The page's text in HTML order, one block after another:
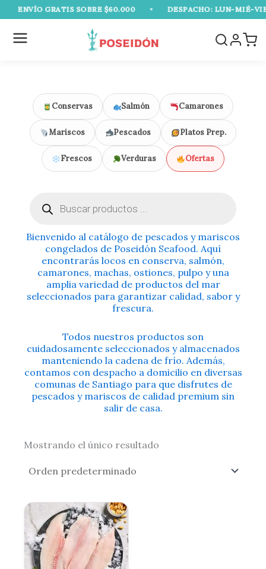
al
contenido
ENVÍO GRATIS SOBRE $60.000 DESPACHO: LUN-MIÉ-VIE
Conservas Salmón Camarones
Mariscos Pescados Platos Prep.
Frescos Verduras Ofertas
productos
Bienvenido al catálogo de pescados y mariscos
congelados de Poseidón Seafood. Aquí
encontrarás locos en conserva, salmón,
camarones, machas, ostiones, pulpo y una
amplia variedad de productos del mar
seleccionados para garantizar calidad, sabor y
frescura.
Todos nuestros productos son
cuidadosamente seleccionados y almacenados
manteniendo la cadena de frío. Además,
contamos con despacho a domicilio en diversas
comunas de Santiago para que disfrutes de
pescados y mariscos de calidad premium sin
salir de casa.
Mostrando el único resultado